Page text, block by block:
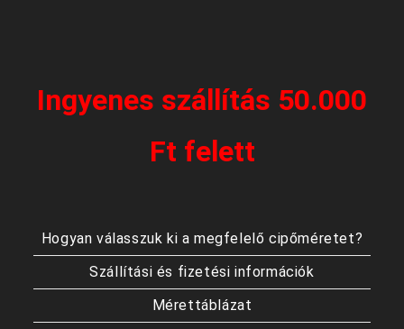
Ingyenes szállítás 50.000
Ft felett
Hogyan válasszuk ki a megfelelő cipőméretet?
Szállítási és fizetési információk
Mérettáblázat